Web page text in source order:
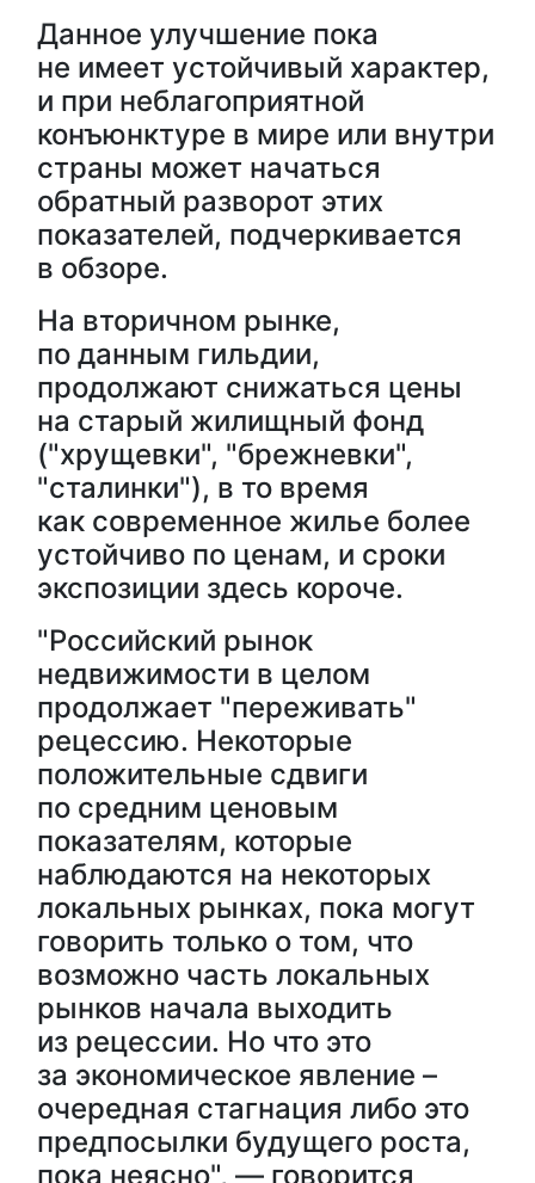
Данное улучшение пока
не имеет устойчивый характер,
и при неблагоприятной
конъюнктуре в мире или внутри
страны может начаться
обратный разворот этих
показателей, подчеркивается
в обзоре.
На вторичном рынке,
по данным гильдии,
продолжают снижаться цены
на старый жилищный фонд
("хрущевки", "брежневки",
"сталинки"), в то время
как современное жилье более
устойчиво по ценам, и сроки
экспозиции здесь короче.
"Российский рынок
недвижимости в целом
продолжает "переживать"
рецессию. Некоторые
положительные сдвиги
по средним ценовым
показателям, которые
наблюдаются на некоторых
локальных рынках, пока могут
говорить только о том, что
возможно часть локальных
рынков начала выходить
из рецессии. Но что это
за экономическое явление –
очередная стагнация либо это
предпосылки будущего роста,
пока неясно", — говорится